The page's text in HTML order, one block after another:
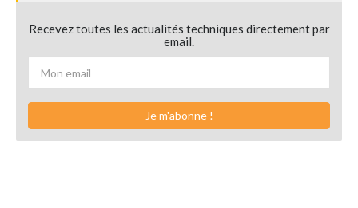
Recevez toutes les actualités techniques directement par
email.
Je m'abonne !